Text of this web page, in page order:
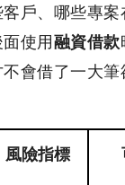
戶、哪些專案
使用融資借款
會借了一大筆
風險指標